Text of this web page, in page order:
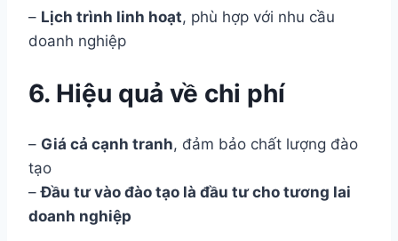
– Lịch trình linh hoạt, phù hợp với nhu cầu
doanh nghiệp
6. Hiệu quả về chi phí
– Giá cả cạnh tranh, đảm bảo chất lượng đào
tạo
–Đầu tư vào đào tạo là đầu tư cho tương lai
doanh nghiệp